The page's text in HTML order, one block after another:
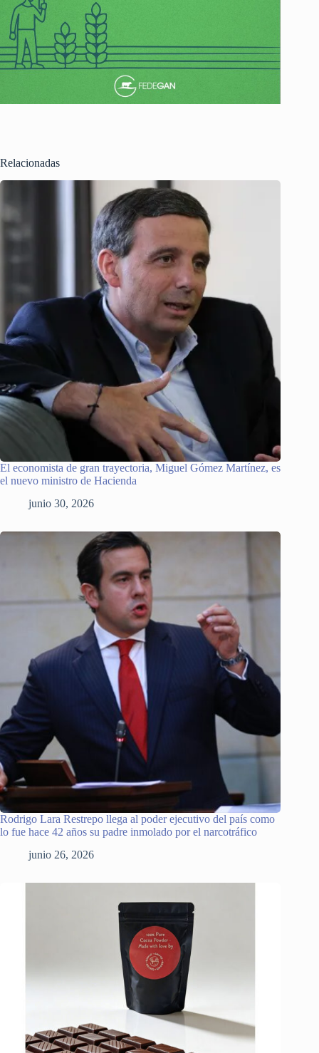
Relacionadas
El economista de gran trayectoria, Miguel Gómez Martínez, es
el nuevo ministro de Hacienda
junio 30, 2026
Rodrigo Lara Restrepo llega al poder ejecutivo del país como
lo fue hace 42 años su padre inmolado por el narcotráfico
junio 26, 2026